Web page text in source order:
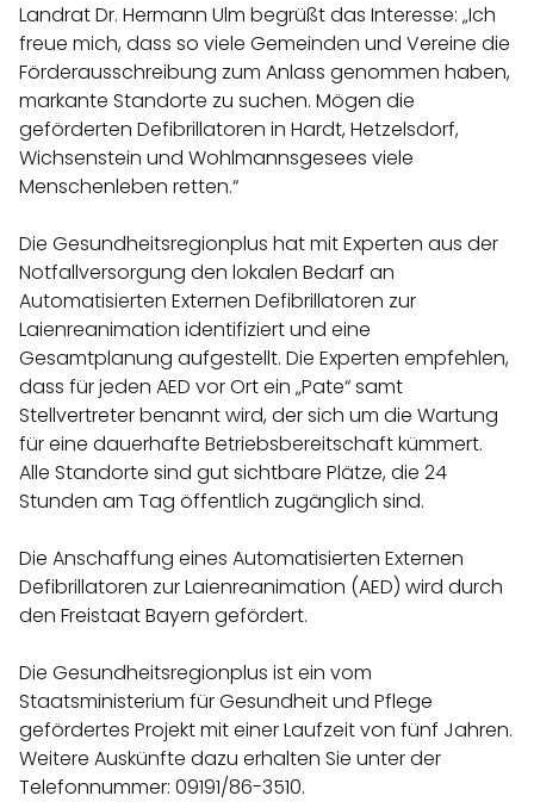
Landrat Dr. Hermann Ulm begrüßt das Interesse: „Ich
freue mich, dass so viele Gemeinden und Vereine die
Förderausschreibung zum Anlass genommen haben,
markante Standorte zu suchen. Mögen die
geförderten Defibrillatoren in Hardt, Hetzelsdorf,
Wichsenstein und Wohlmannsgesees viele
Menschenleben retten.“
Die Gesundheitsregionplus hat mit Experten aus der
Notfallversorgung den lokalen Bedarf an
Automatisierten Externen Defibrillatoren zur
Laienreanimation identifiziert und eine
Gesamtplanung aufgestellt. Die Experten empfehlen,
dass für jeden AED vor Ort ein „Pate“ samt
Stellvertreter benannt wird, der sich um die Wartung
für eine dauerhafte Betriebsbereitschaft kümmert.
Alle Standorte sind gut sichtbare Plätze, die 24
Stunden am Tag öffentlich zugänglich sind.
Die Anschaffung eines Automatisierten Externen
Defibrillatoren zur Laienreanimation (AED) wird durch
den Freistaat Bayern gefördert.
Die Gesundheitsregionplus ist ein vom
Staatsministerium für Gesundheit und Pflege
gefördertes Projekt mit einer Laufzeit von fünf Jahren.
Weitere Auskünfte dazu erhalten Sie unter der
Telefonnummer: 09191/86-3510.